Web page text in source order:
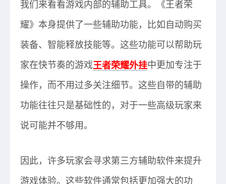
我们来看看游戏内部的辅助工具。《王者荣
耀》本身提供了一些辅助功能，比如自动购买
装备、智能释放技能等。这些功能可以帮助玩
家在快节奏的游戏王者荣耀外挂中更加专注于
操作，而不用过多关注细节。这些自带的辅助
功能往往只是基础性的，对于一些高级玩家来
说可能并不够用。
因此，许多玩家会寻求第三方辅助软件来提升
游戏体验。这些软件通常包括更加强大的功